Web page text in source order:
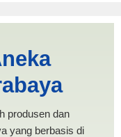
ANEKA
produsen dan
yang berbasis di